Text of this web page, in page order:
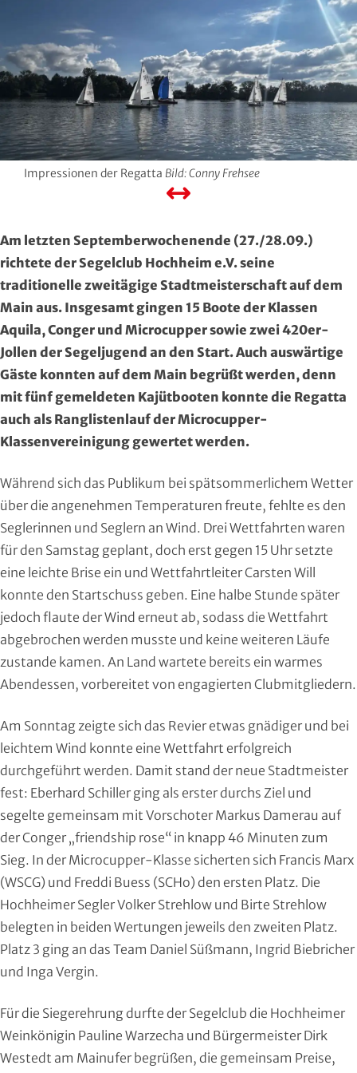
Impressionen der Regatta Bild: Conny Frehsee
Am letzten Septemberwochenende (27./28.09.)
richtete der Segelclub Hochheim e.V. seine
traditionelle zweitägige Stadtmeisterschaft auf dem
Main aus. Insgesamt gingen 15 Boote der Klassen
Aquila, Conger und Microcupper sowie zwei 420er-
Jollen der Segeljugend an den Start. Auch auswärtige
Gäste konnten auf dem Main begrüßt werden, denn
mit fünf gemeldeten Kajütbooten konnte die Regatta
auch als Ranglistenlauf der Microcupper-
Klassenvereinigung gewertet werden.
Während sich das Publikum bei spätsommerlichem Wetter
über die angenehmen Temperaturen freute, fehlte es den
Seglerinnen und Seglern an Wind. Drei Wettfahrten waren
für den Samstag geplant, doch erst gegen 15 Uhr setzte
eine leichte Brise ein und Wettfahrtleiter Carsten Will
konnte den Startschuss geben. Eine halbe Stunde später
jedoch flaute der Wind erneut ab, sodass die Wettfahrt
abgebrochen werden musste und keine weiteren Läufe
zustande kamen. An Land wartete bereits ein warmes
Abendessen, vorbereitet von engagierten Clubmitgliedern.
Am Sonntag zeigte sich das Revier etwas gnädiger und bei
leichtem Wind konnte eine Wettfahrt erfolgreich
durchgeführt werden. Damit stand der neue Stadtmeister
fest: Eberhard Schiller ging als erster durchs Ziel und
segelte gemeinsam mit Vorschoter Markus Damerau auf
der Conger „friendship rose“ in knapp 46 Minuten zum
Sieg. In der Microcupper-Klasse sicherten sich Francis Marx
(WSCG) und Freddi Buess (SCHo) den ersten Platz. Die
Hochheimer Segler Volker Strehlow und Birte Strehlow
belegten in beiden Wertungen jeweils den zweiten Platz.
Platz 3 ging an das Team Daniel Süßmann, Ingrid Biebricher
und Inga Vergin.
Für die Siegerehrung durfte der Segelclub die Hochheimer
Weinkönigin Pauline Warzecha und Bürgermeister Dirk
Westedt am Mainufer begrüßen, die gemeinsam Preise,
Hochtaunus
Lahn-Dill
Limburg-Weilburg
Main-Kinzig und Stadt Hanau
Marburg-Biedenkopf
Odenwald
Offenbach
Region Kassel
Rheingau-Taunus
Schwalm-Eder
Vogelsberg
Waldeck-Frankenberg
Werra-Meißner
Wetterau
Wiesbaden
Basketball
Behinderten- und Rehabilitations-Sport
Billard
Bob- und Schlittensport
Cheerleading und Cheerperformance
Cricket
Dart
DAV
Eishockey
Eissport
Fechten
Floorball
Frisbeesport
Fußball
Gehörlosen Sport
Golf
Handball
Ju-Jutsu
Judo
Karate
Kegeln und Bowling
Kickboxen
Leichtathletik
Luftsport
Hochschulsport
Kneipp-Bund Hessen
Naturfreunde Hessen
RKB Solidarität
Sportklinik Frankfurt
Sportärzteverband